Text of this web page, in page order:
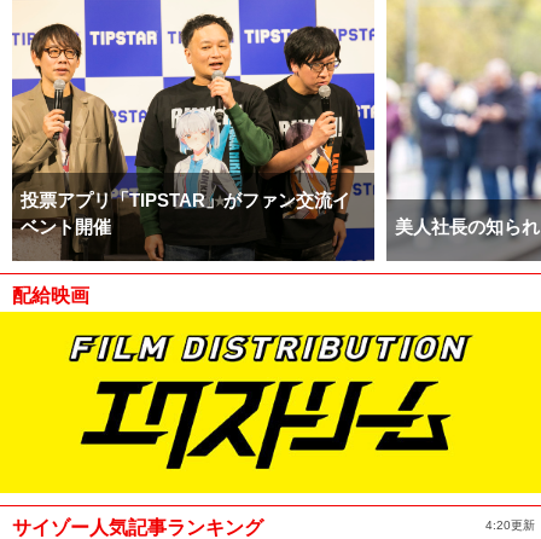
投票アプリ「TIPSTAR」がファン交流イ
ベント開催
美人社長の知ら
配給映画
サイゾー人気記事ランキング 4:20更新